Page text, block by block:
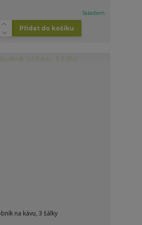
Skladem
Přidat do košíku
na kávu, 3 šálky